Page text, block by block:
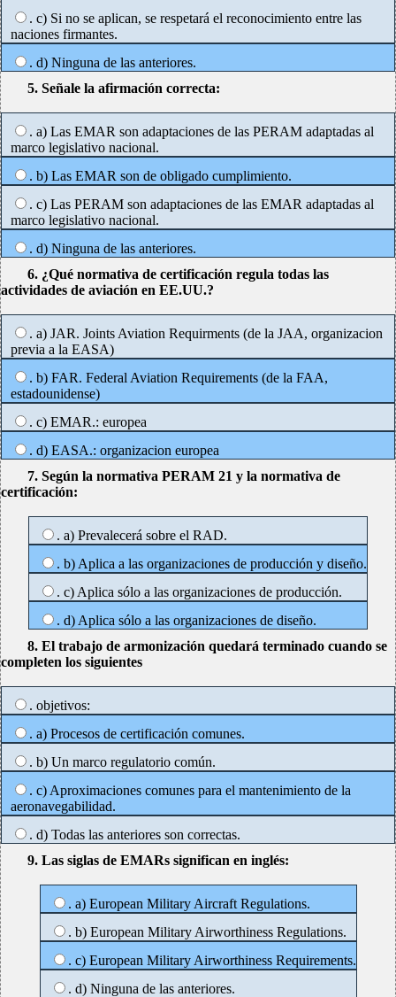
. c) Si no se aplican, se respetará el reconocimiento entre las
naciones firmantes.
. d) Ninguna de las anteriores.
5. Señale la afirmación correcta:
. a) Las EMAR son adaptaciones de las PERAM adaptadas al
marco legislativo nacional.
. b) Las EMAR son de obligado cumplimiento.
. c) Las PERAM son adaptaciones de las EMAR adaptadas al
marco legislativo nacional.
. d) Ninguna de las anteriores.
6. ¿Qué normativa de certificación regula todas las
actividades de aviación en EE.UU.?
. a) JAR. Joints Aviation Requirments (de la JAA, organizacion
previa a la EASA)
. b) FAR. Federal Aviation Requirements (de la FAA,
estadounidense)
. c) EMAR.: europea
. d) EASA.: organizacion europea
7. Según la normativa PERAM 21 y la normativa de
certificación:
. a) Prevalecerá sobre el RAD.
. b) Aplica a las organizaciones de producción y diseño.
. c) Aplica sólo a las organizaciones de producción.
. d) Aplica sólo a las organizaciones de diseño.
8. El trabajo de armonización quedará terminado cuando se
completen los siguientes
. objetivos:
. a) Procesos de certificación comunes.
. b) Un marco regulatorio común.
. c) Aproximaciones comunes para el mantenimiento de la
aeronavegabilidad.
. d) Todas las anteriores son correctas.
9. Las siglas de EMARs significan en inglés:
. a) European Military Aircraft Regulations.
. b) European Military Airworthiness Regulations.
. c) European Military Airworthiness Requirements.
. d) Ninguna de las anteriores.